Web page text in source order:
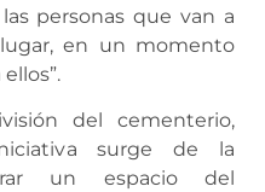
personas que van a
en un momento
del cementerio,
surge de la
un espacio del